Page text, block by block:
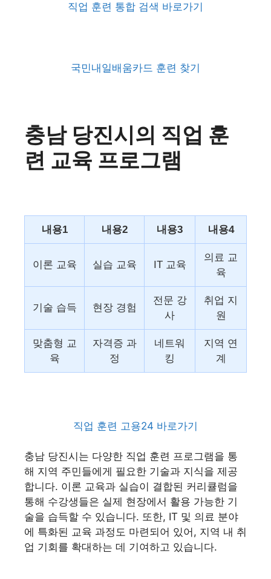
직업 훈련 통합 검색 바로가기
국민내일배움카드 훈련 찾기
충남 당진시의 직업 훈
련 교육 프로그램
내용1 내용2 내용3 내용4
이론 교육 실습 교육 IT 교육
의료 교
육
기술 습득 현장 경험
전문 강
사
취업 지
원
맞춤형 교
육
자격증 과
정
네트워
킹
지역 연
계
직업 훈련 고용24 바로가기
충남 당진시는 다양한 직업 훈련 프로그램을 통
해 지역 주민들에게 필요한 기술과 지식을 제공
합니다. 이론 교육과 실습이 결합된 커리큘럼을
통해 수강생들은 실제 현장에서 활용 가능한 기
술을 습득할 수 있습니다. 또한, IT 및 의료 분야
에 특화된 교육 과정도 마련되어 있어, 지역 내 취
업 기회를 확대하는 데 기여하고 있습니다.